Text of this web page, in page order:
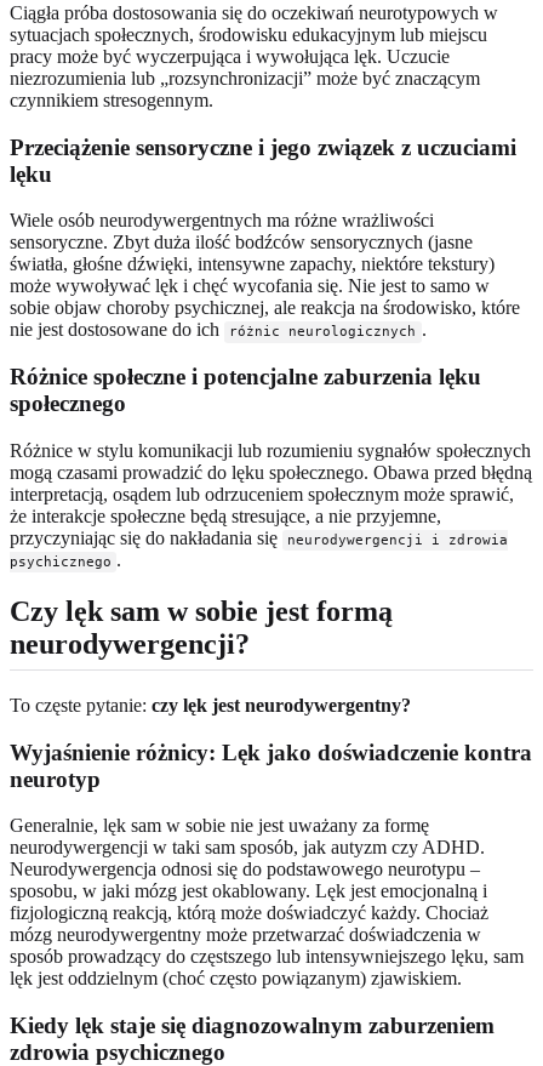
Ciągła próba dostosowania się do oczekiwań neurotypowych w
sytuacjach społecznych, środowisku edukacyjnym lub miejscu
pracy może być wyczerpująca i wywołująca lęk. Uczucie
niezrozumienia lub „rozsynchronizacji” może być znaczącym
czynnikiem stresogennym.
Przeciążenie sensoryczne i jego związek z uczuciami
lęku
Wiele osób neurodywergentnych ma różne wrażliwości
sensoryczne. Zbyt duża ilość bodźców sensorycznych (jasne
światła, głośne dźwięki, intensywne zapachy, niektóre tekstury)
może wywoływać lęk i chęć wycofania się. Nie jest to samo w
sobie objaw choroby psychicznej, ale reakcja na środowisko, które
nie jest dostosowane do ich
różnic neurologicznych .
Różnice społeczne i potencjalne zaburzenia lęku
społecznego
Różnice w stylu komunikacji lub rozumieniu sygnałów społecznych
mogą czasami prowadzić do lęku społecznego. Obawa przed błędną
interpretacją, osądem lub odrzuceniem społecznym może sprawić,
że interakcje społeczne będą stresujące, a nie przyjemne,
przyczyniając się do nakładania się
neurodywergencji i zdrowia
psychicznego .
Czy lęk sam w sobie jest formą
neurodywergencji?
To częste pytanie: czy lęk jest neurodywergentny?
Wyjaśnienie różnicy: Lęk jako doświadczenie kontra
neurotyp
Generalnie, lęk sam w sobie nie jest uważany za formę
neurodywergencji w taki sam sposób, jak autyzm czy ADHD.
Neurodywergencja odnosi się do podstawowego neurotypu –
sposobu, w jaki mózg jest okablowany. Lęk jest emocjonalną i
fizjologiczną reakcją, którą może doświadczyć każdy. Chociaż
mózg neurodywergentny może przetwarzać doświadczenia w
sposób prowadzący do częstszego lub intensywniejszego lęku, sam
lęk jest oddzielnym (choć często powiązanym) zjawiskiem.
Kiedy lęk staje się diagnozowalnym zaburzeniem
zdrowia psychicznego